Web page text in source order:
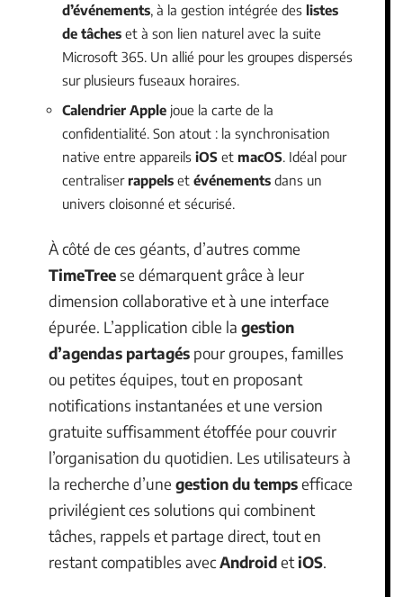
d’événements , à la gestion intégrée des listes
de tâches et à son lien naturel avec la suite
Microsoft 365. Un allié pour les groupes dispersés
sur plusieurs fuseaux horaires.
Calendrier Apple joue la carte de la
confidentialité. Son atout : la synchronisation
native entre appareils iOS et macOS. Idéal pour
centraliserrappels et événements dans un
univers cloisonné et sécurisé.
À côté de ces géants, d’autres comme
TimeTreese démarquent grâce à leur
dimension collaborative et à une interface
épurée. L’application cible la gestion
d’agendas partagés pour groupes, familles
ou petites équipes, tout en proposant
notifications instantanées et une version
gratuite suffisamment étoffée pour couvrir
l’organisation du quotidien. Les utilisateurs à
la recherche d’une gestion du tempsefficace
privilégient ces solutions qui combinent
tâches, rappels et partage direct, tout en
restant compatibles avecAndroidetiOS.